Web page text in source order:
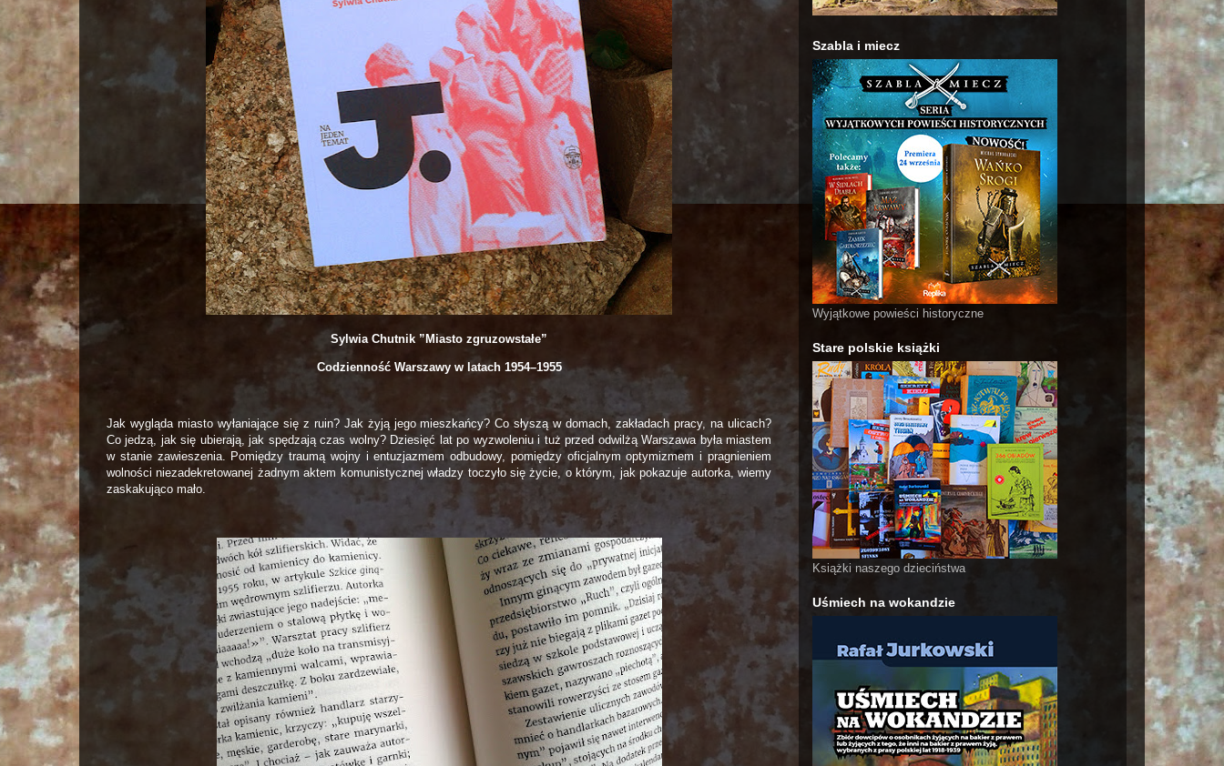
Sylwia Chutnik ”Miasto zgruzowstałe”
Codzienność Warszawy w latach 1954–1955
Jak wygląda miasto wyłaniające się z ruin? Jak żyją jego mieszkańcy? Co słyszą w domach, zakładach pracy, na ulicach?
Co jedzą, jak się ubierają, jak spędzają czas wolny? Dziesięć lat po wyzwoleniu i tuż przed odwilżą Warszawa była miastem
w stanie zawieszenia. Pomiędzy traumą wojny i entuzjazmem odbudowy, pomiędzy oficjalnym optymizmem i pragnieniem
wolności niezadekretowanej żadnym aktem komunistycznej władzy toczyło się życie, o którym, jak pokazuje autorka, wiemy
zaskakująco mało.
Szabla i miecz
Wyjątkowe powieści historyczne
Stare polskie książki
Książki naszego dzieciństwa
Uśmiech na wokandzie